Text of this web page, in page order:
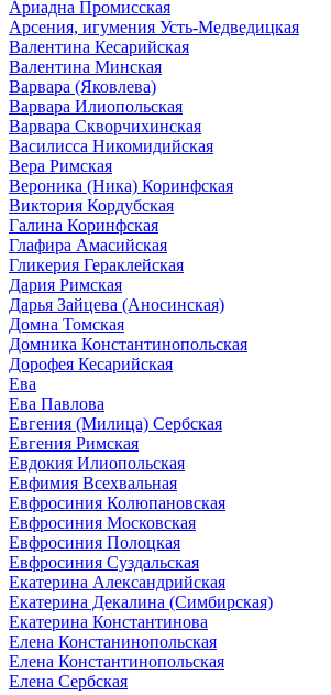
Ариадна Промисская
Арсения, игумения Усть-Медведицкая
Валентина Кесарийская
Валентина Минская
Варвара (Яковлева)
Варвара Илиопольская
Варвара Скворчихинская
Василисса Никомидийская
Вера Римская
Вероника (Ника) Коринфская
Виктория Кордубская
Галина Коринфская
Глафира Амасийская
Гликерия Гераклейская
Дария Римская
Дарья Зайцева (Аносинская)
Домна Томская
Домника Константинопольская
Дорофея Кесарийская
Ева
Ева Павлова
Евгения (Милица) Сербская
Евгения Римская
Евдокия Илиопольская
Евфимия Всехвальная
Евфросиния Колюпановская
Евфросиния Московская
Евфросиния Полоцкая
Евфросиния Суздальская
Екатерина Александрийская
Екатерина Декалина (Симбирская)
Екатерина Константинова
Елена Констанинопольская
Елена Константинопольская
Елена Сербская